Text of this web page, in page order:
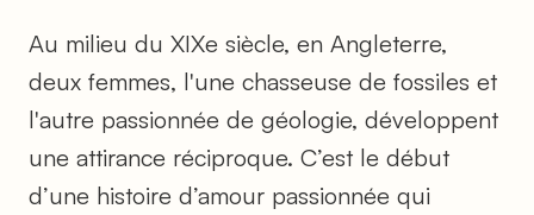
Au milieu du XIXe siècle, en Angleterre,
deux femmes, l'une chasseuse de fossiles et
l'autre passionnée de géologie, développent
une attirance réciproque. C’est le début
d’une histoire d’amour passionnée qui